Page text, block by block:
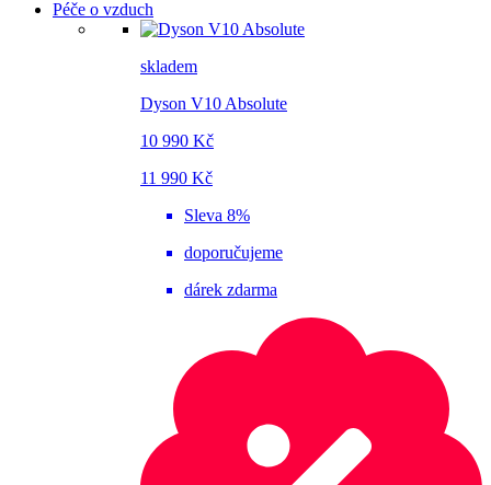
Péče o vzduch
skladem
Dyson V10 Absolute
10 990 Kč
11 990 Kč
Sleva 8%
doporučujeme
dárek zdarma